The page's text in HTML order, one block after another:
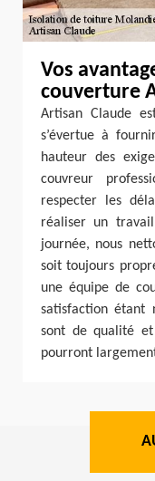
Vos
couverture
Artisan Claude
s’évertue à
hauteur des
couvreur
respecter les
réaliser un
journée, nous
soit toujours
une équipe de
satisfaction étant
sont de qualité
pourront